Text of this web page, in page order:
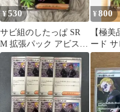
¥530
サビ組のしたっぱ SR
M 拡張パック アビスア
イ キラ 110/081
¥800
【極
ード
SR 110/